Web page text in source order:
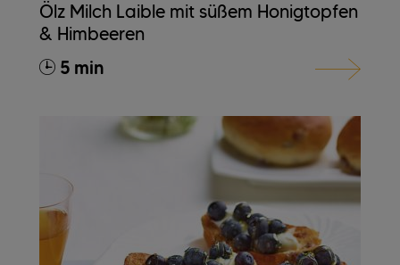
Ölz Milch Laible mit süßem Honigtopfen
& Himbeeren
5 min